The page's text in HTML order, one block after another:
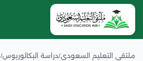
ملتقى التعليم السعودي/دراسة البكالوريوس/